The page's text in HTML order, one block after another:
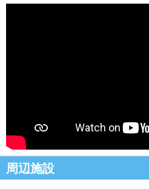
周辺施設